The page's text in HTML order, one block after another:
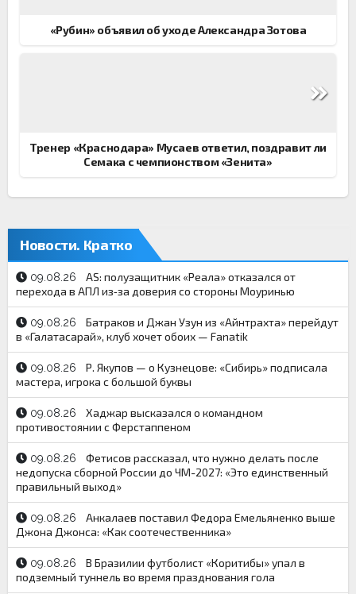
«Рубин» объявил об уходе Александра Зотова
Тренер «Краснодара» Мусаев ответил, поздравит ли
Семака с чемпионством «Зенита»
Новости. Кратко
09.08.26
AS: полузащитник «Реала» отказался от
перехода в АПЛ из‑за доверия со стороны Моуринью
09.08.26
Батраков и Джан Узун из «Айнтрахта» перейдут
в «Галатасарай», клуб хочет обоих — Fanatik
09.08.26
Р. Якупов — о Кузнецове: «Сибирь» подписала
мастера, игрока с большой буквы
09.08.26
Хаджар высказался о командном
противостоянии с Ферстаппеном
09.08.26
Фетисов рассказал, что нужно делать после
недопуска сборной России до ЧМ-2027: «Это единственный
правильный выход»
09.08.26
Анкалаев поставил Федора Емельяненко выше
Джона Джонса: «Как соотечественника»
09.08.26
В Бразилии футболист «Коритибы» упал в
подземный туннель во время празднования гола